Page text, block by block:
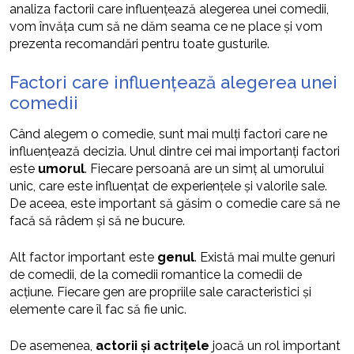
analiza factorii care influențează alegerea unei comedii,
vom învăța cum să ne dăm seama ce ne place și vom
prezenta recomandări pentru toate gusturile.
Factori care influențează alegerea unei
comedii
Când alegem o comedie, sunt mai mulți factori care ne
influențează decizia. Unul dintre cei mai importanți factori
este umorul. Fiecare persoană are un simț al umorului
unic, care este influențat de experiențele și valorile sale.
De aceea, este important să găsim o comedie care să ne
facă să râdem și să ne bucure.
Alt factor important este genul. Există mai multe genuri
de comedii, de la comedii romantice la comedii de
acțiune. Fiecare gen are propriile sale caracteristici și
elemente care îl fac să fie unic.
De asemenea, actorii și actrițele joacă un rol important